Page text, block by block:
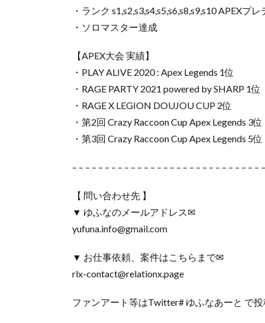
・ランク s1,s2,s3,s4,s5,s6,s8,s9,s10 APEXプ
・ソロマスター達成
【APEX大会 実績】
・PLAY ALIVE 2020 : Apex Legends 1位
・RAGE PARTY 2021 powered by SHARP 1位
・RAGE X LEGION DOUJOU CUP 2位
・第2回 Crazy Raccoon Cup Apex Legends 3位
・第3回 Crazy Raccoon Cup Apex Legends 5位
– – – – – – – – – – – – – – – – – – – – – – – – – – – – –
【 問い合わせ先 】
▼ ゆふなのメールアドレス✉
yufuna.info@gmail.com
▼ お仕事依頼、案件はこちらまで✉
rlx-contact@relationx.page
ファンアート等はTwitter# ゆふなあーと で